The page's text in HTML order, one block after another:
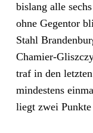
bislang alle
ohne Gegentor
Stahl
Chamier-
traf in den
mindestens
liegt zwei